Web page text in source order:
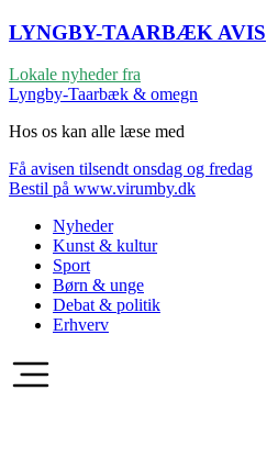
LYNGBY-TAARBÆK AVIS
Lokale nyheder fra
Lyngby-Taarbæk & omegn
Hos os kan alle læse med
Få avisen tilsendt onsdag og fredag
Bestil på www.virumby.dk
Nyheder
Kunst & kultur
Sport
Børn & unge
Debat & politik
Erhverv